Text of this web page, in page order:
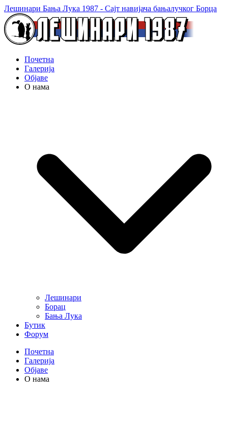
Лешинари Бања Лука 1987 - Сајт навијача бањалучког Борца
Почетна
Галерија
Објаве
О нама
Лешинари
Борац
Бања Лука
Бутик
Форум
Почетна
Галерија
Објаве
О нама